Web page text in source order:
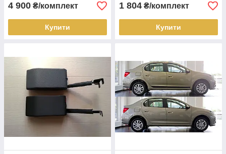
4 900 ₴/комплект
Купити
1 804 ₴/комплект
Купити